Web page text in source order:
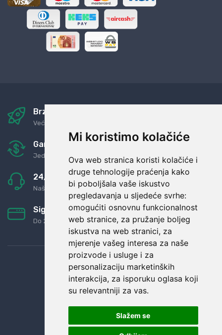
Mi koristimo kolačiće
Ova web stranica koristi kolačiće i
druge tehnologije praćenja kako
bi poboljšala vaše iskustvo
pregledavanja u sljedeće svrhe:
omogućiti osnovnu funkcionalnost
web stranice, za pružanje boljeg
iskustva na web stranici, za
mjerenje vašeg interesa za naše
proizvode i usluge i za
personalizaciju marketinških
interakcija, za isporuku oglasa koji
su relevantniji za vas.
Slažem se
Brza i sigurna dostava
Već za nekoliko dana kod vas
Garancija u povrat novaca
Jednostavno pravilo: Roba za novac
24/7 odlična podrška
Naši agenti uvijek na raspolaganju
Sigurno obročno plaćanje
Do 24 rata bez kamata